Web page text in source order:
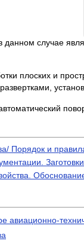
случае
плоских и
Порядок и
авиационно-